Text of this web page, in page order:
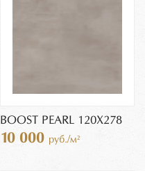
BOOST PEARL 120X278
10 000 руб./м²